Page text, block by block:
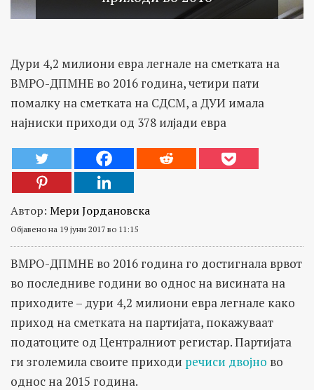
Дури 4,2 милиони евра легнале на сметката на
ВМРО-ДПМНЕ во 2016 година, четири пати
помалку на сметката на СДСМ, а ДУИ имала
најниски приходи од 378 илјади евра
Автор: Мери Јордановска
Објавено на 19 јуни 2017 во 11:15
ВМРО-ДПМНЕ во 2016 година го достигнала врвот
во последниве години во однос на висината на
приходите – дури 4,2 милиони евра легнале како
приход на сметката на партијата, покажуваат
податоците од Централниот регистар. Партијата
ги зголемила своите приходи речиси двојно во
однос на 2015 година.